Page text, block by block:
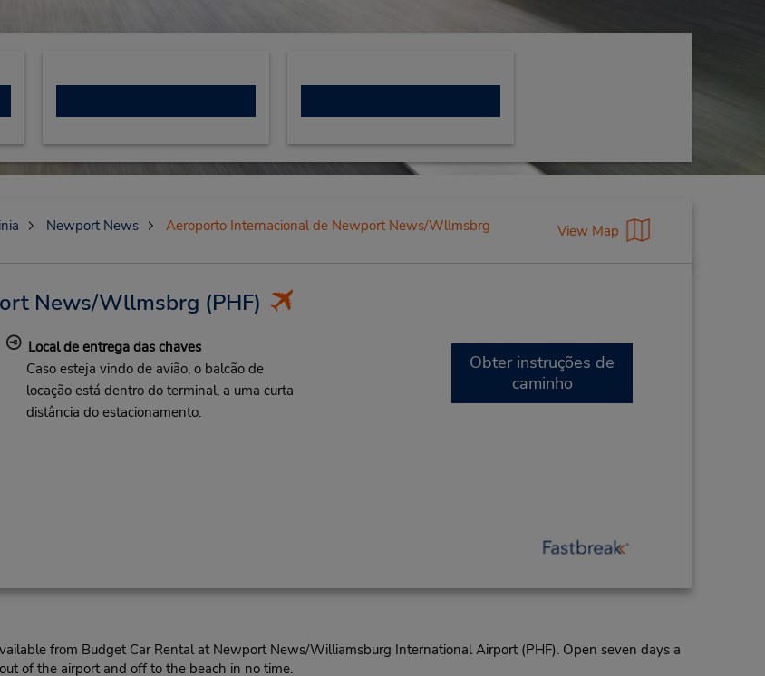
Newport News Aeroporto Internacional de Newport News/Wllmsbrg View Map
News/Wllmsbrg (PHF)
Local de entrega das chaves
Caso esteja vindo de avião, o balcão de
locação está dentro do terminal, a uma curta
distância do estacionamento.
Obter instruções de
caminho
from Budget Car Rental at Newport News/Williamsburg International Airport (PHF). Open seven days a
of the airport and off to the beach in no time.